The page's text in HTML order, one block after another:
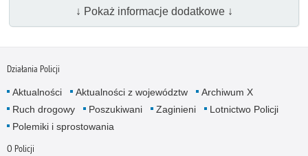
↓ Pokaż informacje dodatkowe ↓
Działania Policji
Aktualności Aktualności z województw
Archiwum X
Ruch drogowy
Poszukiwani Zaginieni
Lotnictwo Policji
Polemiki i sprostowania
O Policji